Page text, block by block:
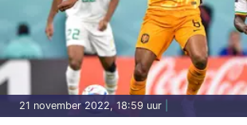
21 november 2022, 18:59 uur